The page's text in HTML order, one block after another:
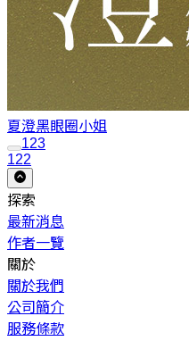
夏澄黑眼圈小姐
123
122
探索
最新消息
作者一覽
關於
關於我們
公司簡介
服務條款